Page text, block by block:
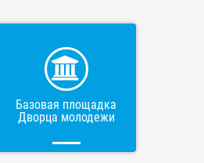
Базовая площадка
Дворца молодежи